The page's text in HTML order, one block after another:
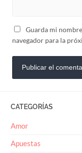
Guarda mi
navegador para la
CATEGORÍAS
Amor
Apuestas